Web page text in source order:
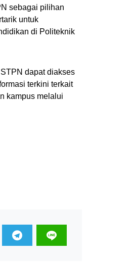
sebagai pilihan
untuk
di Politeknik
dapat diakses
terkini terkait
kampus melalui